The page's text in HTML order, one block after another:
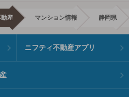
産 マンション情報 静岡県
ニフティ不動産アプリ